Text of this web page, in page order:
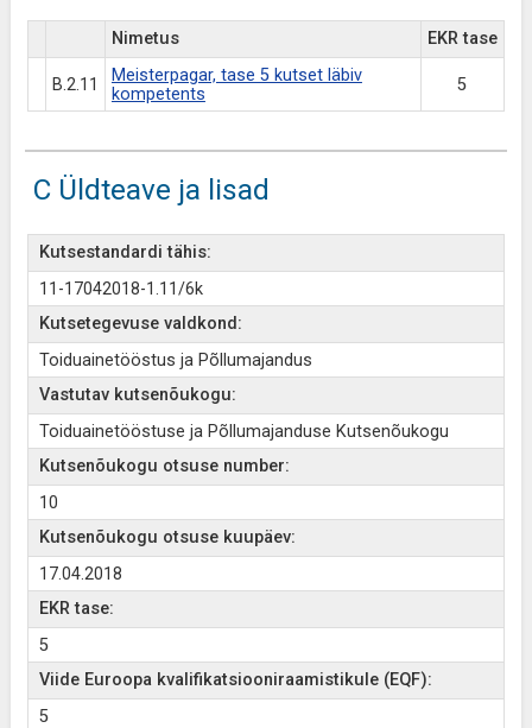
Nimetus EKR tase
B.2.11
Meisterpagar, tase 5 kutset läbiv
kompetents
5
C Üldteave ja lisad
Kutsestandardi tähis:
11-17042018-1.11/6k
Kutsetegevuse valdkond:
Toiduainetööstus ja Põllumajandus
Vastutav kutsenõukogu:
Toiduainetööstuse ja Põllumajanduse Kutsenõukogu
Kutsenõukogu otsuse number:
10
Kutsenõukogu otsuse kuupäev:
17.04.2018
EKR tase:
5
Viide Euroopa kvalifikatsiooniraamistikule (EQF):
5